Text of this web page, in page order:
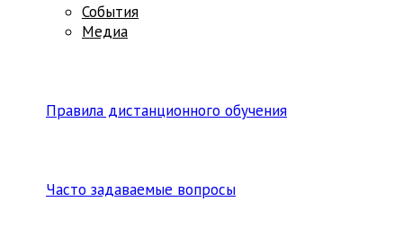
События
Медиа
Правила дистанционного обучения
Часто задаваемые вопросы